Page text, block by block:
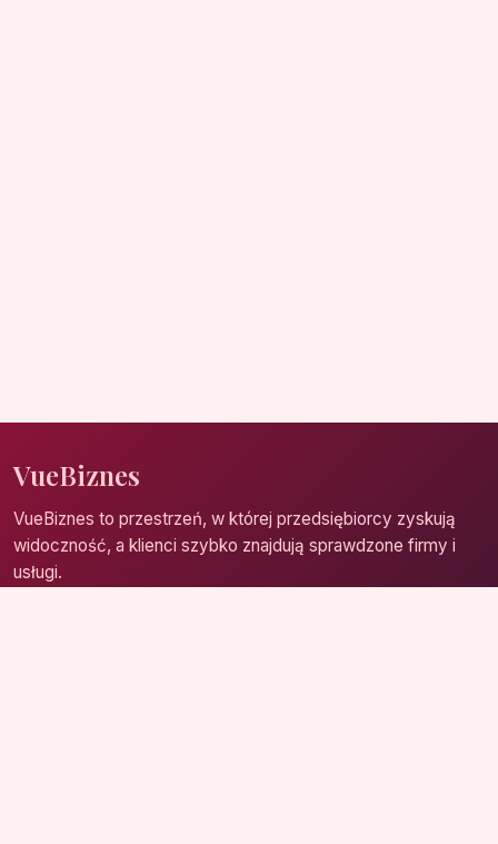
VueBiznes
VueBiznes to przestrzeń, w której przedsiębiorcy zyskują
widoczność, a klienci szybko znajdują sprawdzone firmy i
usługi.